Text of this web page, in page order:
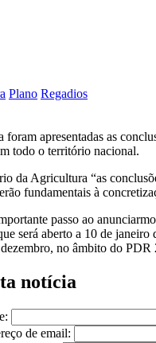
Plano Regadios
foram apresentadas as
todo o território nacional.
da Agricultura “as
fundamentais à
passo ao
será aberto a 10 de
no âmbito do
notícia
de email: